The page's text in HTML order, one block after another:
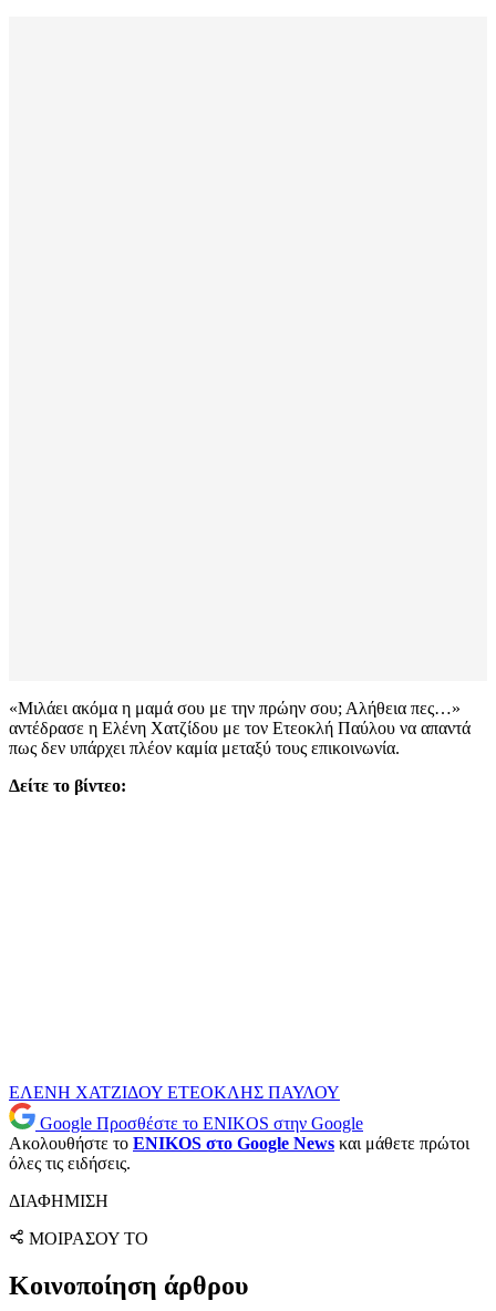
«Μιλάει ακόμα η μαμά σου με την πρώην σου; Αλήθεια πες…»
αντέδρασε η Ελένη Χατζίδου με τον Ετεοκλή Παύλου να απαντά
πως δεν υπάρχει πλέον καμία μεταξύ τους επικοινωνία.
Δείτε το βίντεο:
ΕΛΕΝΗ ΧΑΤΖΙΔΟΥ ΕΤΕΟΚΛΗΣ ΠΑΥΛΟΥ
Google Προσθέστε το ENIKOS στην Google
Ακολουθήστε το ENIKOS στο Google News και μάθετε πρώτοι
όλες τις ειδήσεις.
ΔΙΑΦΗΜΙΣΗ
ΜΟΙΡΑΣΟΥ ΤΟ
Κοινοποίηση άρθρου